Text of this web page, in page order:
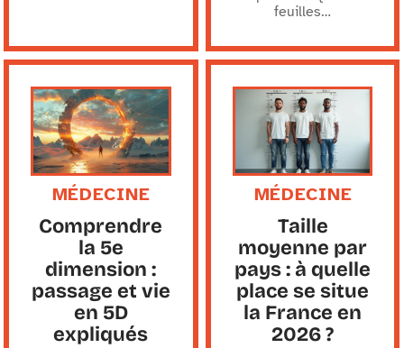
feuilles…
MÉDECINE
Comprendre
la 5e
dimension :
passage et vie
en 5D
expliqués
MÉDECINE
Taille
moyenne par
pays : à quelle
place se situe
la France en
2026 ?